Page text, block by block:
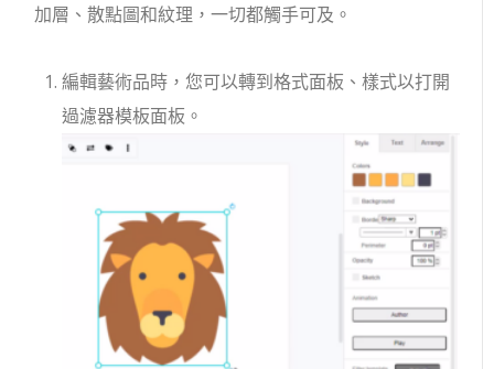
加層、散點圖和紋理，一切都觸手可及。
編輯藝術品時，您可以轉到格式面板、樣式以打開
過濾器模板面板。